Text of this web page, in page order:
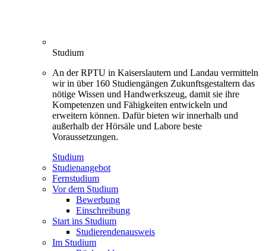
Studium
An der RPTU in Kaiserslautern und Landau vermitteln
wir in über 160 Studiengängen Zukunftsgestaltern das
nötige Wissen und Handwerkszeug, damit sie ihre
Kompetenzen und Fähigkeiten entwickeln und
erweitern können. Dafür bieten wir innerhalb und
außerhalb der Hörsäle und Labore beste
Voraussetzungen.
Studium
Studienangebot
Fernstudium
Vor dem Studium
Bewerbung
Einschreibung
Start ins Studium
Studierendenausweis
Im Studium